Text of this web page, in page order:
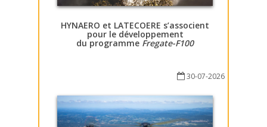
HYNAERO et LATECOERE s’associent
pour le développement
du programme Fregate-F100
30-07-2026